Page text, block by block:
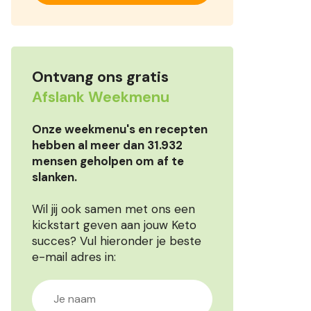
Ontvang ons gratis
Afslank Weekmenu
Onze weekmenu's en recepten
hebben al meer dan 31.932
mensen geholpen om af te
slanken.
Wil jij ook samen met ons een
kickstart geven aan jouw Keto
succes? Vul hieronder je beste
e-mail adres in: